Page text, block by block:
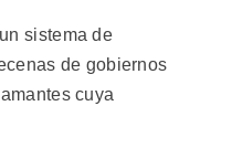
sistema de
de gobiernos
cuya